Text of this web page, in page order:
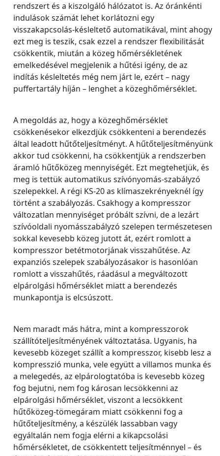
rendszert és a kiszolgáló hálózatot is. Az óránkénti
indulások számát lehet korlátozni egy
visszakapcsolás-késleltető automatikával, mint ahogy
ezt meg is teszik, csak ezzel a rendszer flexibilitását
csökkentik, miután a közeg hőmérsékletének
emelkedésével megjelenik a hűtési igény, de az
indítás késleltetés még nem járt le, ezért – nagy
puffertartály híján – lenghet a közeghőmérséklet.
A megoldás az, hogy a közeghőmérséklet
csökkenésekor elkezdjük csökkenteni a berendezés
által leadott hűtőteljesítményt. A hűtőteljesítményünk
akkor tud csökkenni, ha csökkentjük a rendszerben
áramló hűtőközeg mennyiségét. Ezt megtehetjük, és
meg is tettük automatikus szívónyomás-szabályzó
szelepekkel. A régi KS-20 as klímaszekrényeknél így
történt a szabályozás. Csakhogy a kompresszor
változatlan mennyiséget próbált szívni, de a lezárt
szívóoldali nyomásszabályzó szelepen természetesen
sokkal kevesebb közeg jutott át, ezért romlott a
kompresszor betétmotorjának visszahűtése. Az
expanziós szelepek szabályozásakor is hasonlóan
romlott a visszahűtés, ráadásul a megváltozott
elpárolgási hőmérséklet miatt a berendezés
munkapontja is elcsúszott.
Nem maradt más hátra, mint a kompresszorok
szállítóteljesítményének változtatása. Ugyanis, ha
kevesebb közeget szállít a kompresszor, kisebb lesz a
kompresszió munka, vele együtt a villamos munka és
a melegedés, az elpárologtatóba is kevesebb közeg
fog bejutni, nem fog károsan lecsökkenni az
elpárolgási hőmérséklet, viszont a lecsökkent
hűtőközeg-tömegáram miatt csökkenni fog a
hűtőteljesítmény, a készülék lassabban vagy
egyáltalán nem fogja elérni a kikapcsolási
hőmérsékletet, de csökkentett teljesítménnyel – és